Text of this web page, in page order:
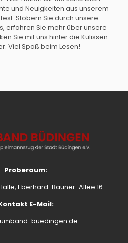
und Neuigkeiten aus unserem
Stöbern Sie durch unsere
erfahren Sie mehr über unsere
Sie mit uns hinter die Kulissen
Viel Spaß beim Lesen!
Proberaum:
Eberhard-Bauner-Allee 16
E-Mail:
buedingen.de